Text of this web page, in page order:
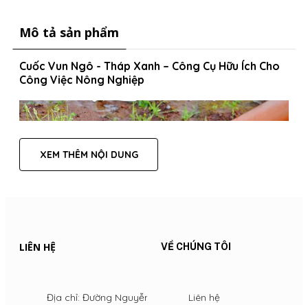
Mô tả sản phẩm
Cuốc Vun Ngô - Tháp Xanh – Công Cụ Hữu Ích Cho
Công Việc Nông Nghiệp
XEM THÊM NỘI DUNG
VỀ CHÚNG TÔI
Liên hệ
LIÊN HỆ
Địa chỉ: Đường Nguyễn Thị